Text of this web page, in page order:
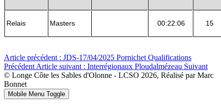
Relais Masters 00:22:06 15
Article précédent : JDS-17/04/2025 Pornichet Qualifications
Précédent Article suivant : Interrégionaux Ploudalmézeau Suivant
© Longe Côte les Sables d'Olonne - LCSO 2026, Réalisé par Marc
Bonnet
Mobile Menu Toggle